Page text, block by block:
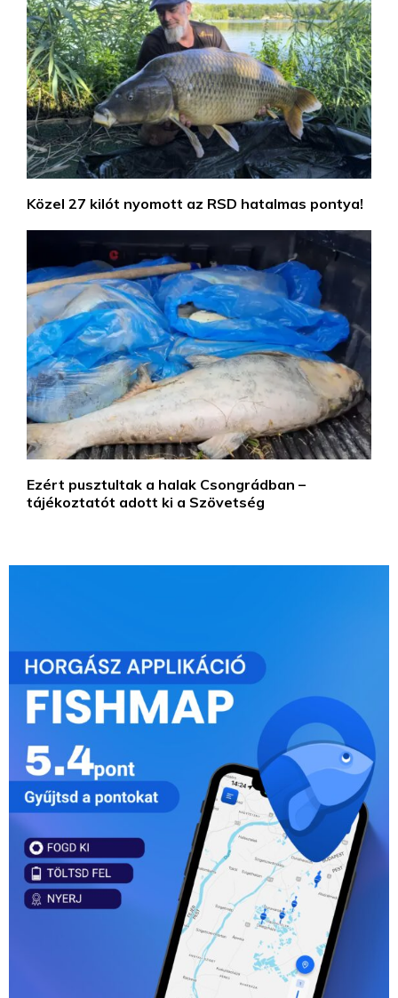
Közel 27 kilót nyomott az RSD hatalmas pontya!
Ezért pusztultak a halak Csongrádban –
tájékoztatót adott ki a Szövetség